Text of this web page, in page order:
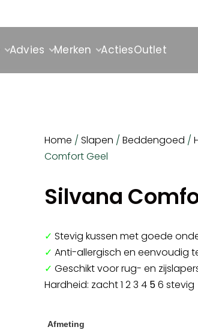
Advies Merken ActiesOutlet
Home / Slapen / Beddengoed /
Comfort Geel
Silvana
✓ Stevig kussen met goede
✓ Anti-allergisch en eenvoudig
✓ Geschikt voor rug- en
Hardheid: zacht 1 2 3 4 56 stevig
Afmeting